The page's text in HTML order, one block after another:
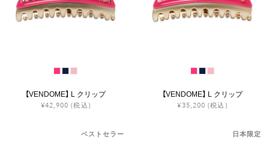
【VENDOME】 L クリップ
¥42,900 (税込)
【VENDOME】 L クリップ
¥35,200 (税込)
ベストセラー 日本限定